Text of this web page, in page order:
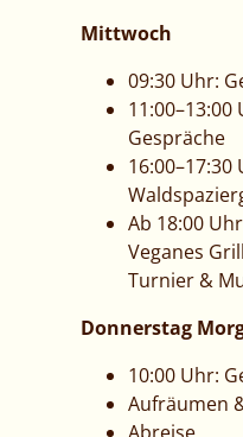
Mittwoch
09:30 Uhr:
11:00–13:00
Gespräche
16:00–17:30
Ab 18:00
Veganes
Turnier &
Donnerstag
10:00 Uhr:
Aufräumen